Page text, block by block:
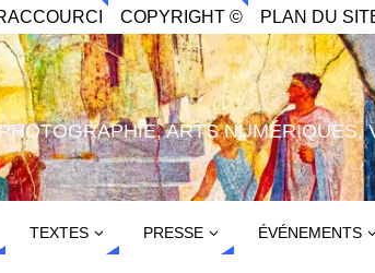
COPYRIGHT © PLAN DU
ARTS NUMÉRIQUES,
TEXTES PRESSE ÉVÉNEMENTS